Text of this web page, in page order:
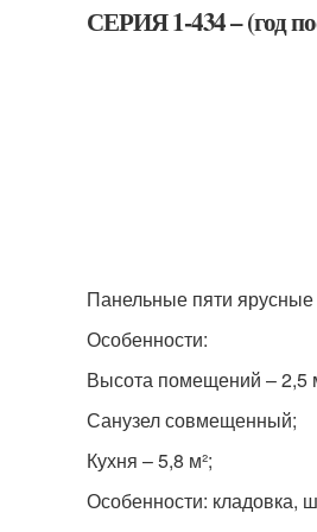
СЕРИЯ 1-434 – (год
Панельные пяти
Особенности:
Высота помещений – 2,5
Санузел совмещенный;
Кухня – 5,8 м²;
Особенности: кладовка,